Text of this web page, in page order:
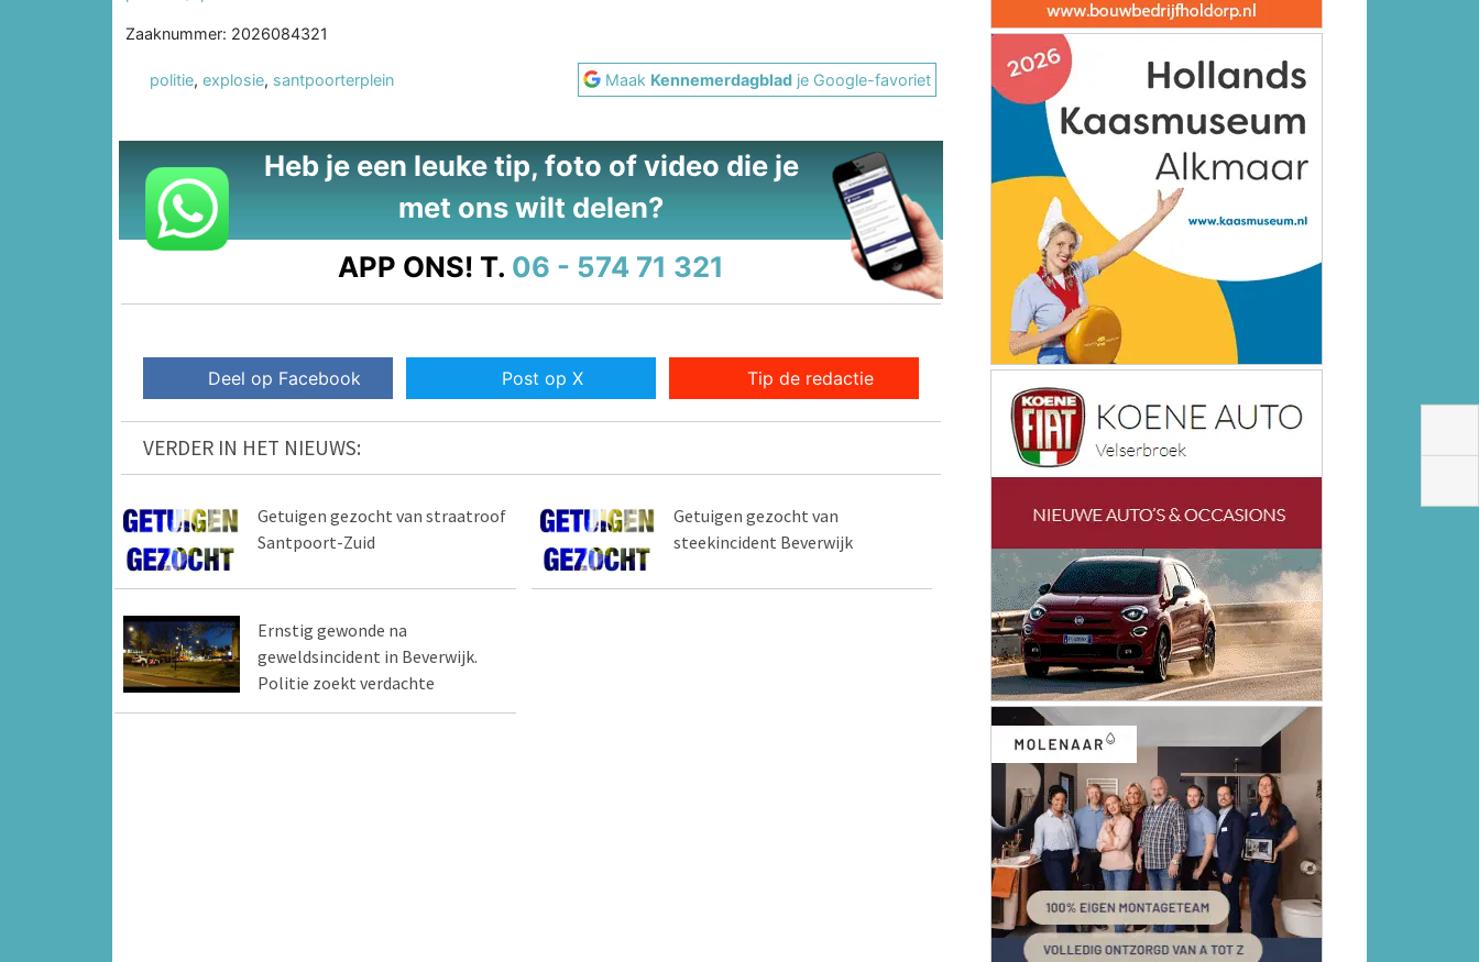
Zaaknummer: 2026084321
politie, explosie, santpoorterplein Maak Kennemerdagblad je Google-favoriet
Heb je een leuke tip, foto of video die je
met ons wilt delen?
APP ONS! T. 06 - 574 71 321
Deel op Facebook Post op X Tip de redactie
VERDER IN HET NIEUWS:
Getuigen gezocht van straatroof
Santpoort-Zuid
Getuigen gezocht van
steekincident Beverwijk
Ernstig gewonde na
geweldsincident in Beverwijk.
Politie zoekt verdachte